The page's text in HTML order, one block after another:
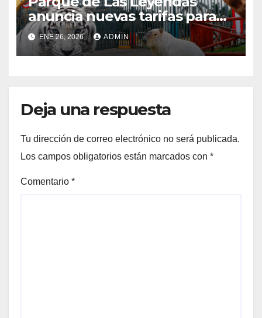
anuncia nuevas tarifas para
2026: Estos serán los precios
ENE 26, 2026 ADMIN
Deja una respuesta
Tu dirección de correo electrónico no será publicada.
Los campos obligatorios están marcados con *
Comentario *